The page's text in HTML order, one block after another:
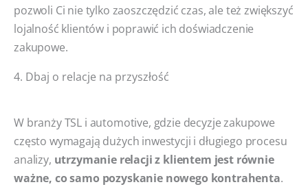
pozwoli Ci nie tylko zaoszczędzić czas, ale też zwiększyć
lojalność klientów i poprawić ich doświadczenie
zakupowe.
4. Dbaj o relacje na przyszłość
W branży TSL i automotive, gdzie decyzje zakupowe
często wymagają dużych inwestycji i długiego procesu
analizy, utrzymanie relacji z klientem jest równie
ważne, co samo pozyskanie nowego kontrahenta.